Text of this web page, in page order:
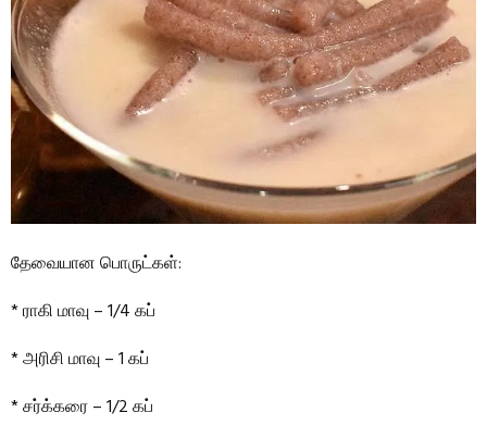
தேவையான பொருட்கள்:
* ராகி மாவு – 1/4 கப்
* அரிசி மாவு – 1 கப்
* சர்க்கரை – 1/2 கப்